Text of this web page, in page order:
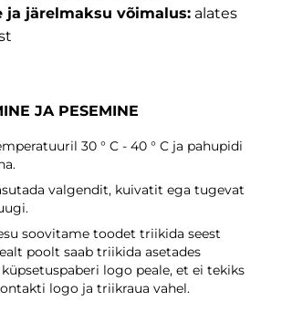
ja järelmaksu võimalus: alates
JA PESEMINE
30 ° C - 40 ° C ja pahupidi
valgendit, kuivatit ega tugevat
soovitame toodet triikida seest
poolt saab triikida asetades
logo peale, et ei tekiks
logo ja triikraua vahel.